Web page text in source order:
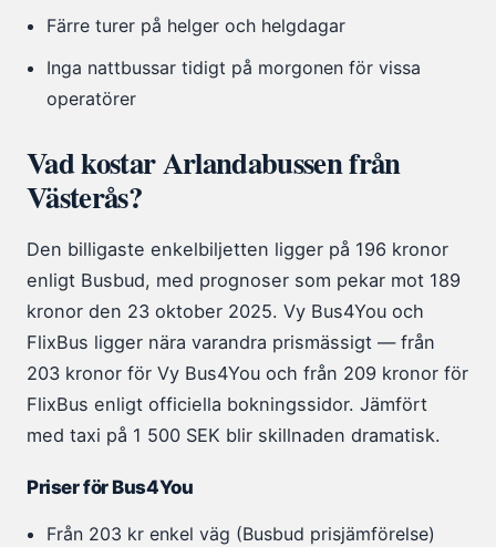
Färre turer på helger och helgdagar
Inga nattbussar tidigt på morgonen för vissa
operatörer
Vad kostar Arlandabussen från
Västerås?
Den billigaste enkelbiljetten ligger på 196 kronor
enligt Busbud, med prognoser som pekar mot 189
kronor den 23 oktober 2025. Vy Bus4You och
FlixBus ligger nära varandra prismässigt — från
203 kronor för Vy Bus4You och från 209 kronor för
FlixBus enligt officiella bokningssidor. Jämfört
med taxi på 1 500 SEK blir skillnaden dramatisk.
Priser för Bus4You
Från 203 kr enkel väg (Busbud prisjämförelse)